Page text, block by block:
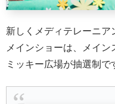
新しくメディテレーニ
メインショーは、メイ
ミッキー広場が抽選制で